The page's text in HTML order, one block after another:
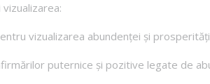
vizualizarea abundenței și
puternice și pozitive legate de